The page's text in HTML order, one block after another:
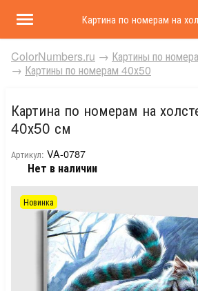
Картина по номерам на
ColorNumbers.ru → Картины по
→ Картины по номерам 40х50
Картина по номерам на
40х50 см
Артикул: VA-0787
Нет в наличии
Новинка